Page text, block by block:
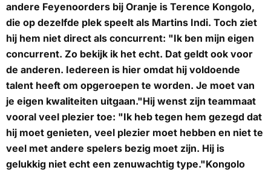
andere Feyenoorders bij Oranje is Terence Kongolo,
die op dezelfde plek speelt als Martins Indi. Toch ziet
hij hem niet direct als concurrent: "Ik ben mijn eigen
concurrent. Zo bekijk ik het echt. Dat geldt ook voor
de anderen. Iedereen is hier omdat hij voldoende
talent heeft om opgeroepen te worden. Je moet van
je eigen kwaliteiten uitgaan."Hij wenst zijn teammaat
vooral veel plezier toe: "Ik heb tegen hem gezegd dat
hij moet genieten, veel plezier moet hebben en niet te
veel met andere spelers bezig moet zijn. Hij is
gelukkig niet echt een zenuwachtig type."Kongolo